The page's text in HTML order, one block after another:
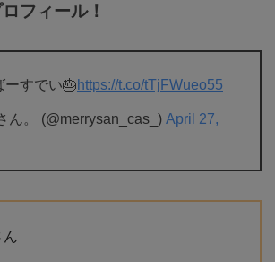
フィール！
ーすでい🎂https://t.co/tTjFWueo55
ん。 (@merrysan_cas_) April 27,
ん